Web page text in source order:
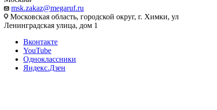
msk.zakaz@megaruf.ru
Московская область, городской округ, г. Химки, ул
Ленинградская улица, дом 1
Вконтакте
YouTube
Одноклассники
Яндекс.Дзен